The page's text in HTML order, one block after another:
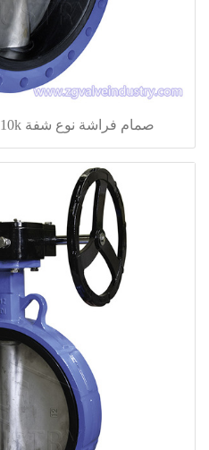
صمام فراشة نوع شفة ansi cl150 / din / bs / jis 10k